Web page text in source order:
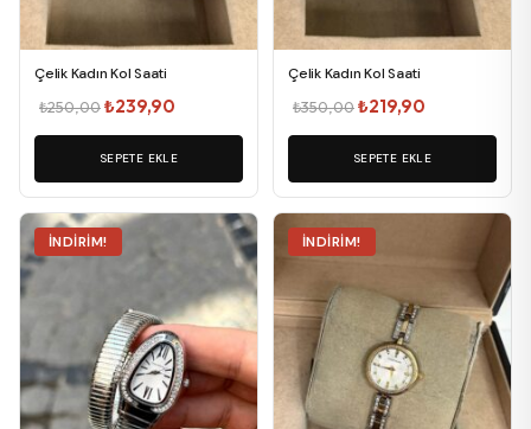
Çelik Kadın Kol Saati
₺250,00Orijinal
fiyat:
₺250,00.
₺239,90
andaki
fiyat:
₺239,90.
SEPETE EKLE
Çelik Kadın Kol Saati
₺350,00Orijinal
fiyat:
₺350,00.
₺219,90
andaki
fiyat:
₺219,90.
SEPETE EKLE
İNDIRIM! İNDIRIM!